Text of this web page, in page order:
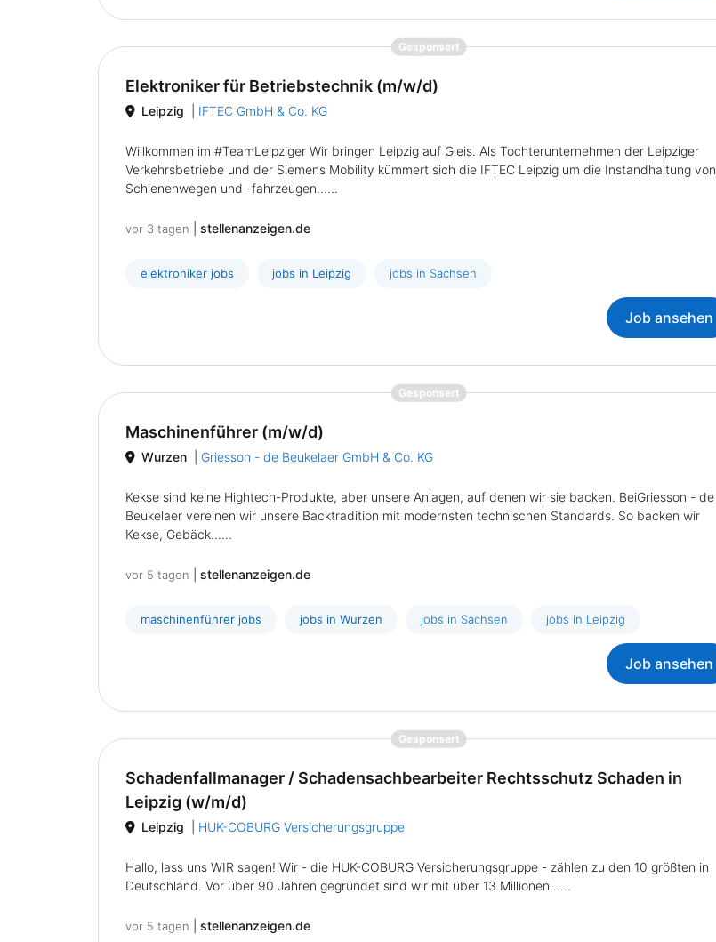
Gesponsert{prompt.job}
Elektroniker für Betriebstechnik (m/w/d)
Leipzig IFTEC GmbH & Co. KG
Willkommen im #TeamLeipziger Wir bringen Leipzig auf Gleis. Als Tochterunternehmen der Leipziger
Verkehrsbetriebe und der Siemens Mobility kümmert sich die IFTEC Leipzig um die Instandhaltung von
Schienenwegen und -fahrzeugen......
vor 3 tagen stellenanzeigen.de
elektroniker jobs jobs in Leipzig jobs in Sachsen
Job ansehen
Gesponsert{prompt.job}
Maschinenführer (m/w/d)
Wurzen Griesson - de Beukelaer GmbH & Co. KG
Kekse sind keine Hightech-Produkte, aber unsere Anlagen, auf denen wir sie backen. BeiGriesson - de
Beukelaer vereinen wir unsere Backtradition mit modernsten technischen Standards. So backen wir
Kekse, Gebäck......
vor 5 tagen stellenanzeigen.de
maschinenführer jobs jobs in Wurzen jobs in Sachsen jobs in Leipzig
Job ansehen
Gesponsert{prompt.job}
Schadenfallmanager / Schadensachbearbeiter Rechtsschutz Schaden in
Leipzig (w/m/d)
Leipzig HUK-COBURG Versicherungsgruppe
Hallo, lass uns WIR sagen! Wir - die HUK-COBURG Versicherungsgruppe - zählen zu den 10 größten in
Deutschland. Vor über 90 Jahren gegründet sind wir mit über 13 Millionen......
vor 5 tagen stellenanzeigen.de